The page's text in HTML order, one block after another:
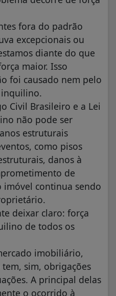
fora do padrão
excepcionais ou
diante do que
maior. Isso
foi causado nem pelo
Civil Brasileiro e a Lei
não pode ser
estruturais
como pisos
danos à
de
imóvel continua sendo
deixar claro: força
de todos os
imobiliário,
sim, obrigações
A principal delas
o ocorrido à